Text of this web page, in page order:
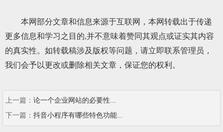
本网部分文章和信息来源于互联网，本网转载出于传递
更多信息和学习之目的,并不意味着赞同其观点或证实其内容
的真实性。如转载稿涉及版权等问题，请立即联系管理员，
我们会予以更改或删除相关文章，保证您的权利。
上一篇： 论一个企业网站的必要性...
下一篇： 抖音小程序有哪些特色功能...